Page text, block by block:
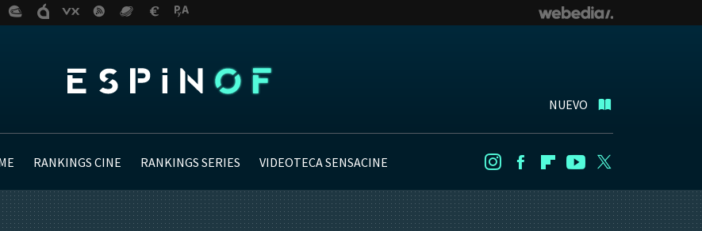
NUEVO
RANKINGS CINE RANKINGS SERIES VIDEOTECA SENSACINE InstagramFacebookFlipboard
Youtube